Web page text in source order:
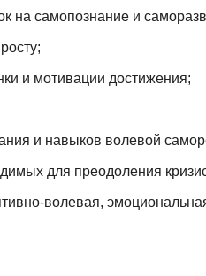
на самопознание и
и мотивации достижения;
и навыков волевой
для преодоления
волевая,